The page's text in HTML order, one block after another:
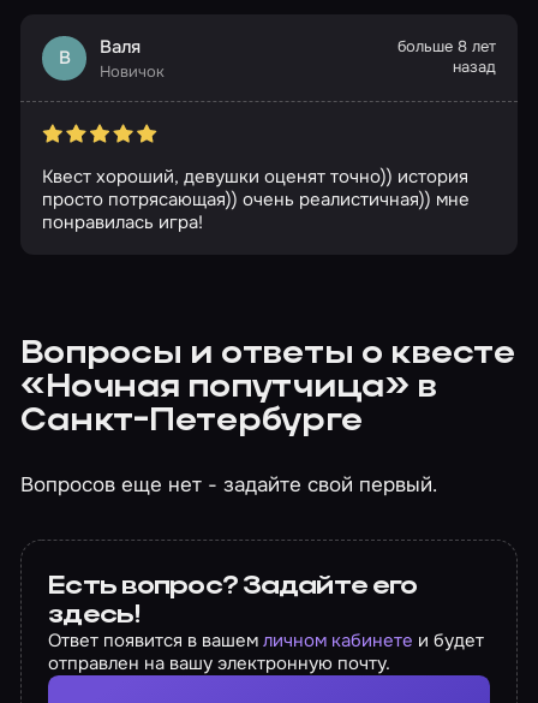
В Валя
Новичок
больше 8 лет
назад
Квест хороший, девушки оценят точно)) история
просто потрясающая)) очень реалистичная)) мне
понравилась игра!
Вопросы и ответы о квесте
«Ночная попутчица» в
Санкт-Петербурге
Вопросов еще нет - задайте свой первый.
Есть вопрос? Задайте его
здесь!
Ответ появится в вашемличном кабинете и будет
отправлен на вашу электронную почту.